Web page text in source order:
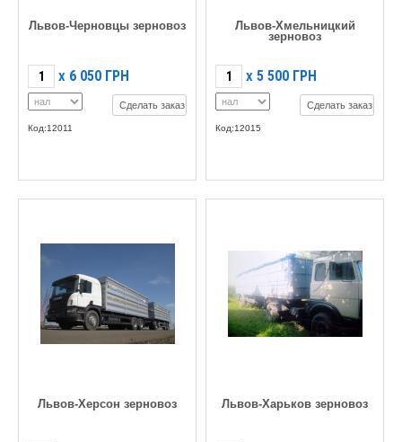
Львов-Черновцы зерновоз
X 6 050 ГРН
Сделать заказ
Код:12011
Львов-Хмельницкий
зерновоз
X 5 500 ГРН
Сделать заказ
Код:12015
Львов-Херсон зерновоз Львов-Харьков зерновоз